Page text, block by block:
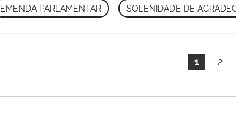
EMENDA PARLAMENTAR SOLENIDADE DE
1 2